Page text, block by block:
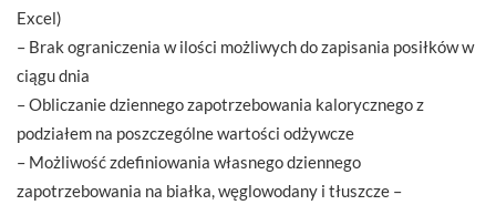
Excel)
– Brak ograniczenia w ilości możliwych do zapisania posiłków w
ciągu dnia
– Obliczanie dziennego zapotrzebowania kalorycznego z
podziałem na poszczególne wartości odżywcze
– Możliwość zdefiniowania własnego dziennego
zapotrzebowania na białka, węglowodany i tłuszcze –